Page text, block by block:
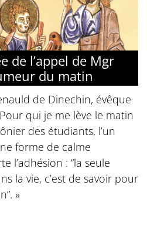
de l’appel de Mgr
du matin
de Dinechin, évêque
qui je me lève le matin
des étudiants, l’un
forme de calme
l’adhésion : “la seule
la vie, c’est de savoir pour
»